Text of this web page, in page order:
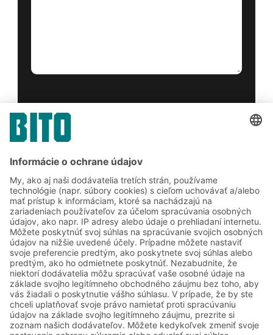
podmienkami poskytovania služieb
Friendly Captcha
Odoslať *= Požadované